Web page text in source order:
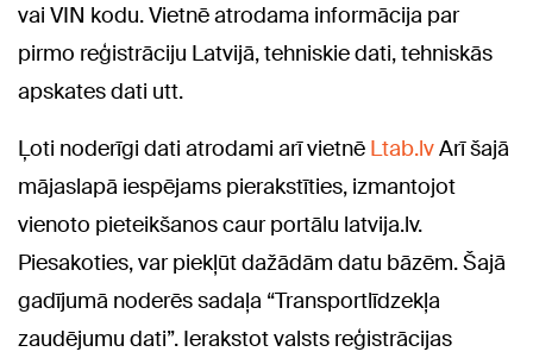
vai VIN kodu. Vietnē atrodama informācija par
pirmo reģistrāciju Latvijā, tehniskie dati, tehniskās
apskates dati utt.
Ļoti noderīgi dati atrodami arī vietnē Ltab.lvArī šajā
mājaslapā iespējams pierakstīties, izmantojot
vienoto pieteikšanos caur portālu latvija.lv.
Piesakoties, var piekļūt dažādām datu bāzēm. Šajā
gadījumā noderēs sadaļa “Transportlīdzekļa
zaudējumu dati”. Ierakstot valsts reģistrācijas